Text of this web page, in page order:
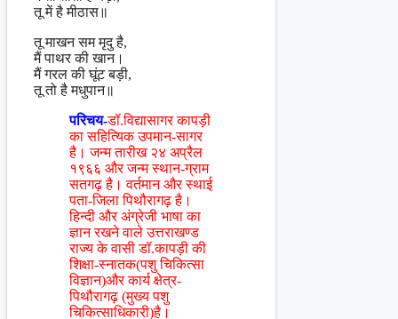
तू में है मीठास॥
तू माखन सम मृदु है,
मैं पाथर की खान।
मैं गरल की घूंट बड़ी,
तू तो है मधुपान॥
परिचय-डॉ.विद्यासागर कापड़ी
का सहित्यिक उपमान-सागर
है। जन्म तारीख २४ अप्रैल
१९६६ और जन्म स्थान-ग्राम
सतगढ़ है। वर्तमान और स्थाई
पता-जिला पिथौरागढ़ है।
हिन्दी और अंग्रेजी भाषा का
ज्ञान रखने वाले उत्तराखण्ड
राज्य के वासी डॉ.कापड़ी की
शिक्षा-स्नातक(पशु चिकित्सा
विज्ञान)और कार्य क्षेत्र-
पिथौरागढ़ (मुख्य पशु
चिकित्साधिकारी)है।